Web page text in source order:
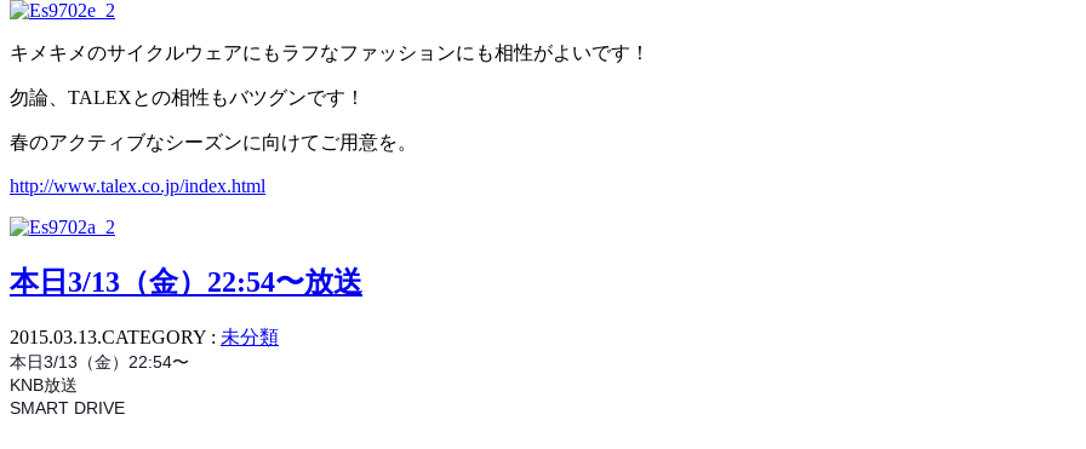
キメキメのサイクルウェアにもラフなファッションにも相性がよいです！
勿論、TALEXとの相性もバツグンです！
春のアクティブなシーズンに向けてご用意を。
http://www.talex.co.jp/index.html
本日3/13（金）22:54〜放送
2015.03.13.CATEGORY : 未分類
本日3/13（金）22:54〜
KNB放送
SMART DRIVE